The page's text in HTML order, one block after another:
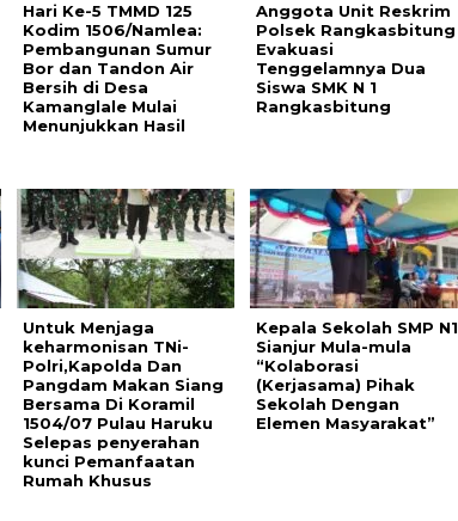
Hari Ke-5 TMMD 125
Kodim 1506/Namlea:
Pembangunan Sumur
Bor dan Tandon Air
Bersih di Desa
Kamanglale Mulai
Menunjukkan Hasil
Anggota Unit Reskrim
Polsek Rangkasbitung
Evakuasi
Tenggelamnya Dua
Siswa SMK N 1
Rangkasbitung
Untuk Menjaga
keharmonisan TNi-
Polri,Kapolda Dan
Pangdam Makan Siang
Bersama Di Koramil
1504/07 Pulau Haruku
Selepas penyerahan
kunci Pemanfaatan
Rumah Khusus
Kepala Sekolah SMP N1
Sianjur Mula-mula
“Kolaborasi
(Kerjasama) Pihak
Sekolah Dengan
Elemen Masyarakat”